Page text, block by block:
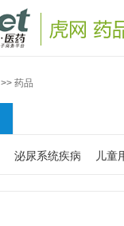
>> 药品
泌尿系统疾病 儿童